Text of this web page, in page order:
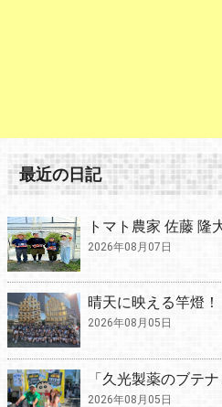
最近の日記
トマト農家 佐藤 隆
2026年08月07日
晴天に映える竿燈！
2026年08月05日
「久光製薬のブテ
2026年08月05日